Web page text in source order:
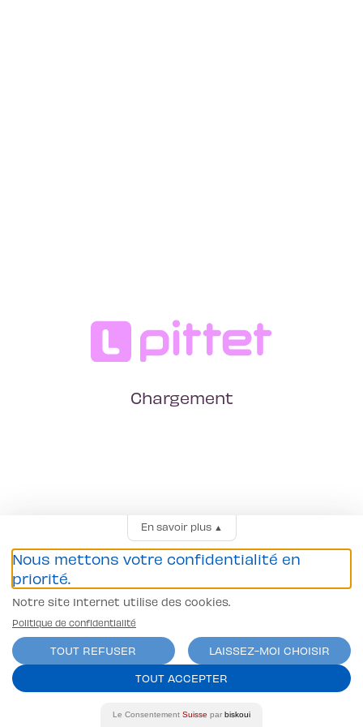
Chargement
En savoir plus▲
Nous mettons votre confidentialité en
priorité.
Notre site Internet utilise des cookies.
Politique de confidentialité
TOUT REFUSER
LAISSEZ-MOI CHOISIR
TOUT ACCEPTER
Le Consentement Suisse par biskoui